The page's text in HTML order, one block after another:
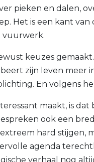
pieken en dalen,
Het is een kant
vuurwerk.
keuzes
zijn leven meer
En volgens
maakt, is
ook een
hard stijgen,
agenda
verhaal nog